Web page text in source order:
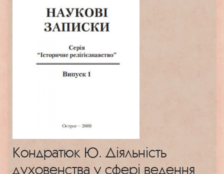
Кондратюк Ю. Діяльність
духовенства у сфері ведення